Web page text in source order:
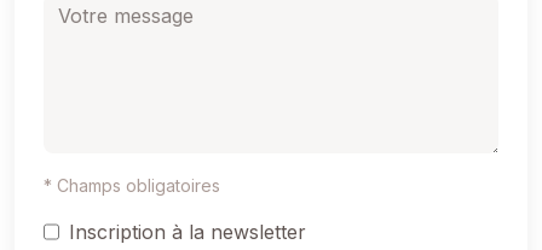
* Champs obligatoires
Inscription à la newsletter